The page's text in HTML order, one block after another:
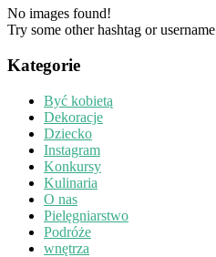
No images found!
Try some other hashtag or username
Kategorie
Być kobietą
Dekoracje
Dziecko
Instagram
Konkursy
Kulinaria
O nas
Pielęgniarstwo
Podróże
wnętrza